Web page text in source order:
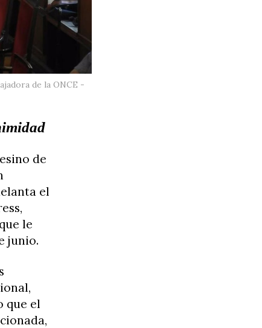
de la ONCE -
de
el
le
junio.
que el